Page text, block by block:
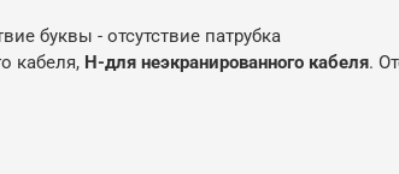
буквы - отсутствие патрубка
кабеля, Н-для неэкранированного кабеля.